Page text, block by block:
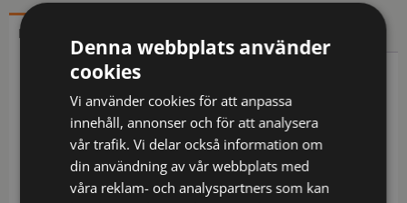
BESKRIVNING
Beskrivning
Arbetsjacka med dragkedja upp till kragen framtill,
dragkedjan är täckt för att undvika att smuts
tränger in, försluts med kardborre. Sidfickor, samt
generösa bröstfickor på båda sidor, samtliga fickor
Denna webbplats använder
cookies
Vi använder cookies för att anpassa
innehåll, annonser och för att analysera
vår trafik. Vi delar också information om
din användning av vår webbplats med
våra reklam- och analyspartners som kan